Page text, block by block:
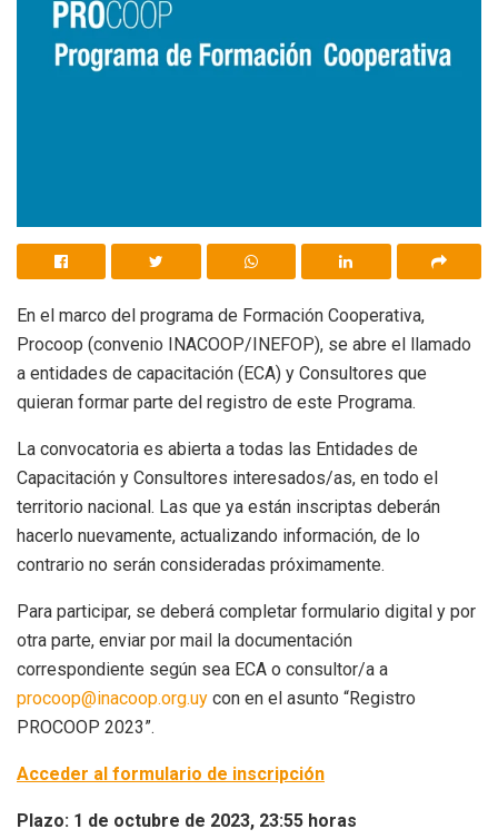
En el marco del programa de Formación Cooperativa,
Procoop (convenio INACOOP/INEFOP), se abre el llamado
a entidades de capacitación (ECA) y Consultores que
quieran formar parte del registro de este Programa.
La convocatoria es abierta a todas las Entidades de
Capacitación y Consultores interesados/as, en todo el
territorio nacional. Las que ya están inscriptas deberán
hacerlo nuevamente, actualizando información, de lo
contrario no serán consideradas próximamente.
Para participar, se deberá completar formulario digital y por
otra parte, enviar por mail la documentación
correspondiente según sea ECA o consultor/a a
procoop@inacoop.org.uy con en el asunto “Registro
PROCOOP 2023”.
Acceder al formulario de inscripción
Plazo: 1 de octubre de 2023, 23:55 horas